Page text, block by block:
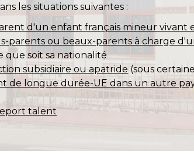
les situations suivantes :
d'un enfant français mineur vivant
parents ou beaux-parents à charge
que soit sa nationalité
subsidiaire ou apatride (sous
de longue durée-UE dans un autre
talent